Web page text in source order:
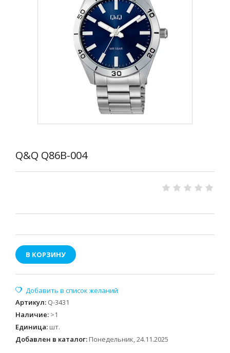
Q&Q Q86B-004
В КОРЗИНУ
Артикул: Q-3431
Наличие: >1
Единица: шт.
Добавлен в каталог: Понедельник, 24.11.2025